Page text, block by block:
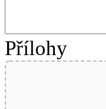
Přílohy